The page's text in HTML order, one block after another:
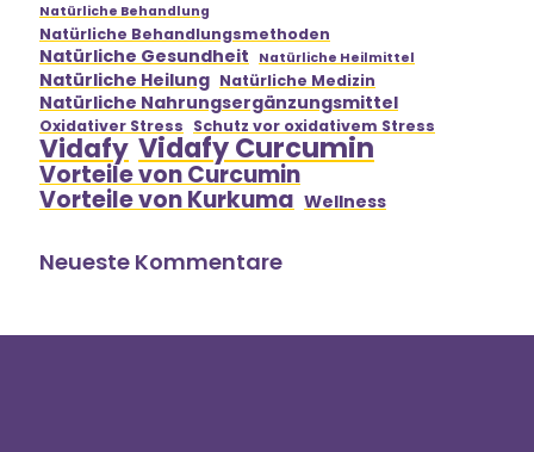
Natürliche Behandlung
Natürliche Behandlungsmethoden
Natürliche Gesundheit Natürliche Heilmittel
Natürliche Heilung Natürliche Medizin
Natürliche Nahrungsergänzungsmittel
Oxidativer Stress Schutz vor oxidativem Stress
Vidafy Vidafy Curcumin
Vorteile von Curcumin
Vorteile von Kurkuma Wellness
Neueste Kommentare